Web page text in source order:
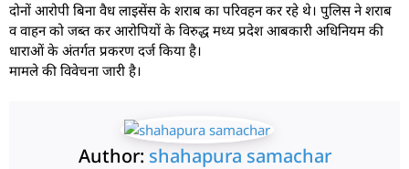
दोनों आरोपी बिना वैध लाइसेंस के शराब का परिवहन कर रहे थे। पुलिस ने शराब
व वाहन को जब्त कर आरोपियों के विरुद्ध मध्य प्रदेश आबकारी अधिनियम की
धाराओं के अंतर्गत प्रकरण दर्ज किया है।
मामले की विवेचना जारी है।
Author: shahapura samachar